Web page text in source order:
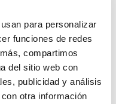
para personalizar
funciones de redes
compartimos
del sitio web con
publicidad y análisis
otra información